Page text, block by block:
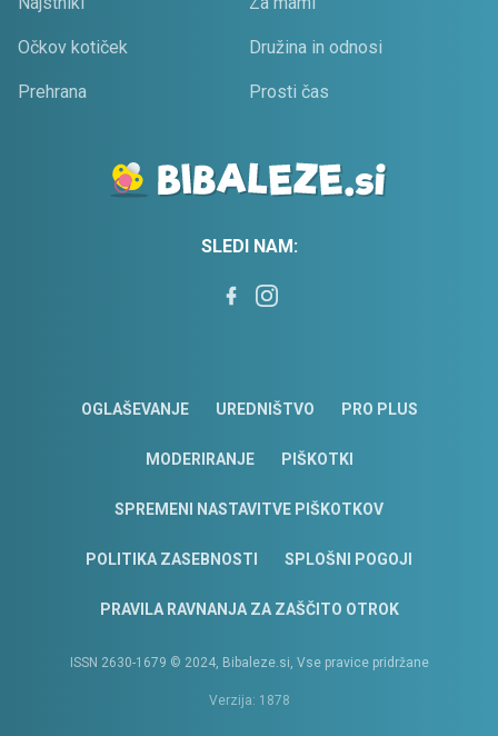
Očkov kotiček Družina in odnosi
Prehrana Prosti čas
SLEDI NAM:
OGLAŠEVANJE UREDNIŠTVO PRO PLUS
MODERIRANJE PIŠKOTKI
SPREMENI NASTAVITVE PIŠKOTKOV
POLITIKA ZASEBNOSTI SPLOŠNI POGOJI
PRAVILA RAVNANJA ZA ZAŠČITO OTROK
ISSN 2630-1679 © 2024, Bibaleze.si, Vse pravice pridržane
Verzija: 1878